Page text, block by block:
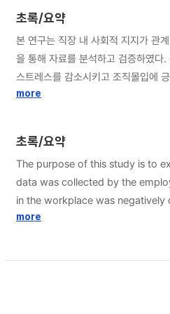
초록/요약
본 연구는 직장 내 사회적 지지가 관
을 통해 자료를 분석하고 검증하였다. 본 연구를 통해 나타난 주요 결과는 다음과 같다. 첫째, 직장 내 사회적 지지는 관계 스트레스와 부적 상관관계를 나타냈으며, 조직몰입과는 정적 상관관계를 나타냈다. 이는 직장 내 사회적 지지가 관계
스트레스를 감소시키고 조직몰입에 긍정적 영향을 끼치는 주요한 요인임을 의미한다. 둘째, 직장 내 사
스트레스와 조직몰입에 영향을 주는 유의
more
초록/요약
The purpose of this study is to
data was collected by the employees in Seoul
in the workplace was
reduce relationship stress and increase organizational commitment. Second, this study verified
more